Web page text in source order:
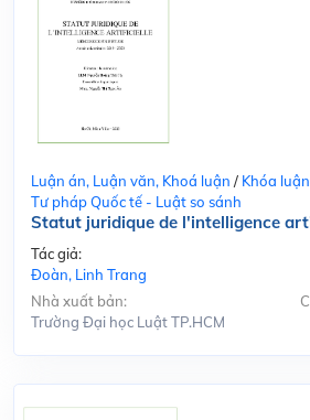
Luận án, Luận văn, Khoá luận / Khóa
Tư pháp Quốc tế - Luật so sánh
Statut juridique de l'intelligence
Tác giả:
Đoàn, Linh Trang
Nhà xuất bản:
Trường Đại học Luật TP.HCM